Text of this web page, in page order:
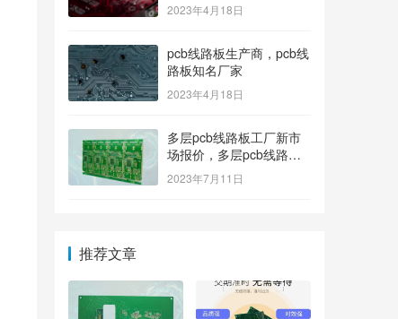
2023年4月18日
pcb线路板生产商，pcb线
路板知名厂家
2023年4月18日
多层pcb线路板工厂新市
场报价，多层pcb线路板
厂家新参考价格
2023年7月11日
推荐文章